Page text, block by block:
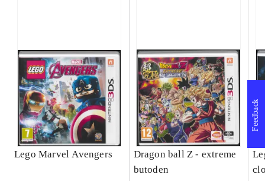
Lego Marvel Avengers
Dragon ball Z - extreme
butoden
Feedback